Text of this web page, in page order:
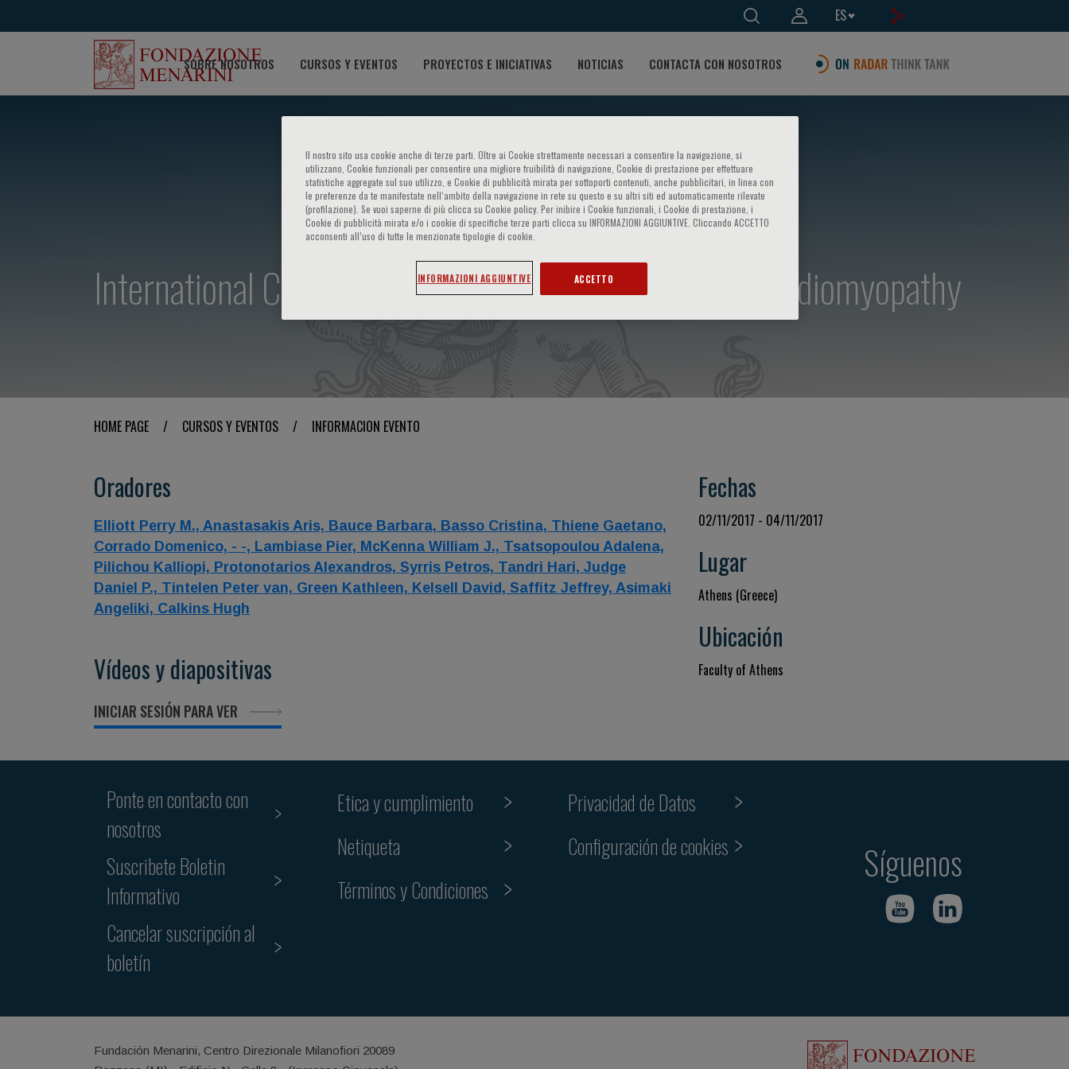
ES
SOBRE NOSOTROS CURSOS Y EVENTOS PROYECTOS E INICIATIVAS NOTICIAS CONTACTA CON NOSOTROS
International Closed Workshop on: Arrhythmogenic Cardiomyopathy
HOME PAGE / CURSOS Y EVENTOS / INFORMACION EVENTO
Oradores
Elliott Perry M., Anastasakis Aris, Bauce Barbara, Basso Cristina, Thiene Gaetano,
Corrado Domenico, - -, Lambiase Pier, McKenna William J., Tsatsopoulou Adalena,
Pilichou Kalliopi, Protonotarios Alexandros, Syrris Petros, Tandri Hari, Judge
Daniel P., Tintelen Peter van, Green Kathleen, Kelsell David, Saffitz Jeffrey, Asimaki
Angeliki, Calkins Hugh
Vídeos y diapositivas
INICIAR SESIÓN PARA VER
Fechas
02/11/2017 - 04/11/2017
Lugar
Athens (Greece)
Ubicación
Faculty of Athens
Ponte en contacto con
nosotros
Suscribete Boletin
Informativo
Cancelar suscripción al
boletín
Etica y cumplimiento
Netiqueta
Términos y Condiciones
Privacidad de Datos
Configuración de cookies
Síguenos
Fundación Menarini, Centro Direzionale Milanofiori 20089
Il nostro sito usa cookie anche di terze parti. Oltre ai Cookie strettamente necessari a consentire la navigazione, si
utilizzano, Cookie funzionali per consentire una migliore fruibilità di navigazione, Cookie di prestazione per effettuare
statistiche aggregate sul suo utilizzo, e Cookie di pubblicità mirata per sottoporti contenuti, anche pubblicitari, in linea con
le preferenze da te manifestate nell‘ambito della navigazione in rete su questo e su altri siti ed automaticamente rilevate
(profilazione). Se vuoi saperne di più clicca su Cookie policy. Per inibire i Cookie funzionali, i Cookie di prestazione, i
Cookie di pubblicità mirata e/o i cookie di specifiche terze parti clicca su INFORMAZIONI AGGIUNTIVE. Cliccando ACCETTO
acconsenti all’uso di tutte le menzionate tipologie di cookie.
INFORMAZIONI AGGIUNTIVE ACCETTO